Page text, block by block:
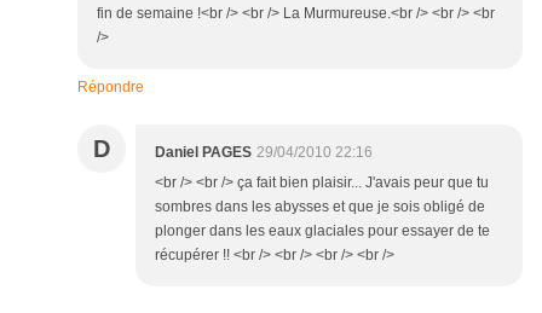
fin de semaine !<br /> <br /> La Murmureuse.<br /> <br /> <br
/>
Répondre
D Daniel PAGES 29/04/2010 22:16
<br /> <br /> ça fait bien plaisir... J'avais peur que tu
sombres dans les abysses et que je sois obligé de
plonger dans les eaux glaciales pour essayer de te
récupérer !! <br /> <br /> <br /> <br />